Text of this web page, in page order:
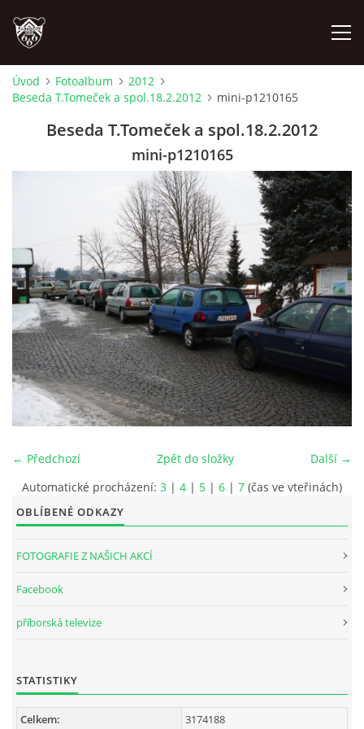
ÚVOD
NOVINKY
FOTOALBUM
VIDEA
INTERNÍ SEKCE
Úvod Fotoalbum
2012
Beseda T.Tomeček a spol.18.2.2012
mini-p1210165
Beseda T.Tomeček a spol.18.2.2012
mini-p1210165
← Předchozí Další →
Zpět do složky
Automatické procházení: 3 | 4 | 5 | 6 | 7 (čas ve vteřinách)
OBLÍBENÉ ODKAZY
FOTOGRAFIE Z NAŠICH AKCÍ
Facebook
příborská televize
STATISTIKY
Celkem: 3174188